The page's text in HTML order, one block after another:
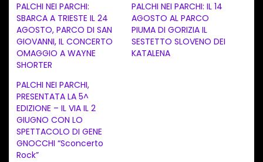
a
m
e
n
t
o
i
n
c
PALCHI NEI PARCHI:
SBARCA A TRIESTE IL 24
AGOSTO, PARCO DI SAN
GIOVANNI, IL CONCERTO
OMAGGIO A WAYNE
SHORTER
PALCHI NEI PARCHI: IL 14
AGOSTO AL PARCO
PIUMA DI GORIZIA IL
SESTETTO SLOVENO DEI
KATALENA
PALCHI NEI PARCHI,
PRESENTATA LA 5^
EDIZIONE – IL VIA IL 2
GIUGNO CON LO
SPETTACOLO DI GENE
GNOCCHI “Sconcerto
Rock”